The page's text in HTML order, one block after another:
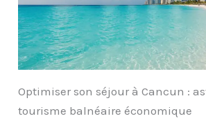
Optimiser son séjour à Cancun :
tourisme balnéaire économique